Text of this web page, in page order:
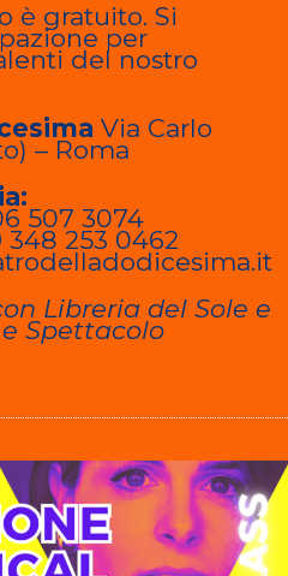
è gratuito. Si
per
del nostro
Via Carlo
– Roma
507 3074
348 253 0462
Libreria del Sole e
Spettacolo